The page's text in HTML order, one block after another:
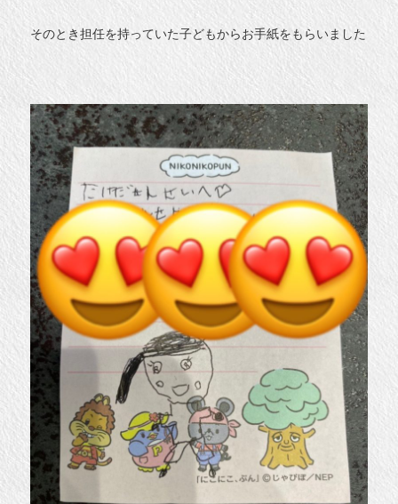
そのとき担任を持っていた子どもからお手紙をもらいました